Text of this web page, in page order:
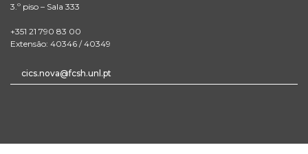
3.º piso – Sala 333
+351 21 790 83 00
Extensão: 40346 / 40349
cics.nova@fcsh.unl.pt